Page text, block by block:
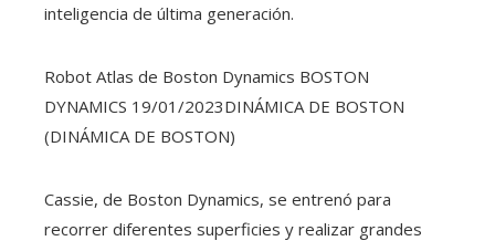
inteligencia de última generación.
Robot Atlas de Boston Dynamics BOSTON
DYNAMICS 19/01/2023DINÁMICA DE BOSTON
(DINÁMICA DE BOSTON)
Cassie, de Boston Dynamics, se entrenó para
recorrer diferentes superficies y realizar grandes